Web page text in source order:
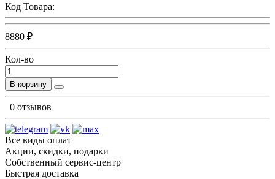
Код Товара:
8880 ₽
Кол-во
В корзину
0 отзывов
Все виды оплат
Акции, скидки, подарки
Собственный сервис-центр
Быстрая доставка